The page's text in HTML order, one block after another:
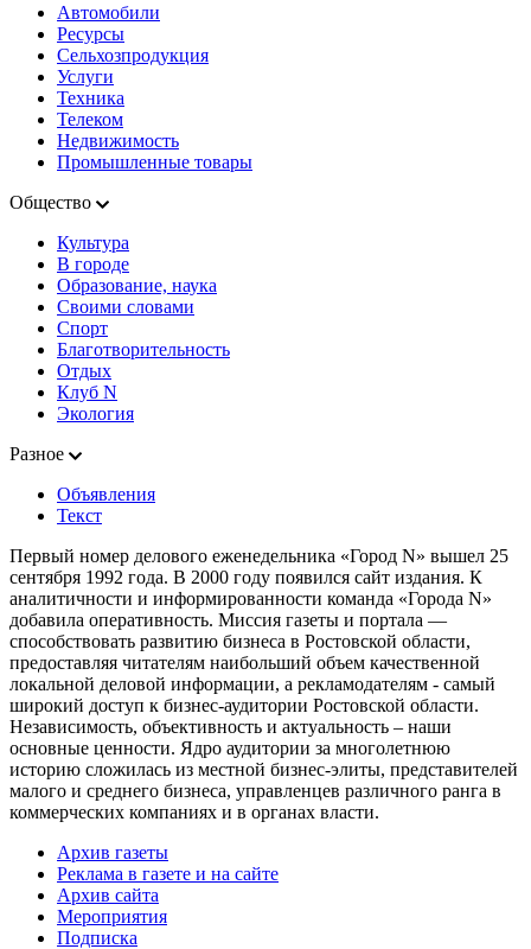
Автомобили
Ресурсы
Сельхозпродукция
Услуги
Техника
Телеком
Недвижимость
Промышленные товары
Общество
Культура
В городе
Образование, наука
Своими словами
Спорт
Благотворительность
Отдых
Клуб N
Экология
Разное
Объявления
Текст
Первый номер делового еженедельника «Город N» вышел 25
сентября 1992 года. В 2000 году появился сайт издания. К
аналитичности и информированности команда «Города N»
добавила оперативность. Миссия газеты и портала —
способствовать развитию бизнеса в Ростовской области,
предоставляя читателям наибольший объем качественной
локальной деловой информации, а рекламодателям - самый
широкий доступ к бизнес-аудитории Ростовской области.
Независимость, объективность и актуальность – наши
основные ценности. Ядро аудитории за многолетнюю
историю сложилась из местной бизнес-элиты, представителей
малого и среднего бизнеса, управленцев различного ранга в
коммерческих компаниях и в органах власти.
Архив газеты
Реклама в газете и на сайте
Архив сайта
Мероприятия
Подписка